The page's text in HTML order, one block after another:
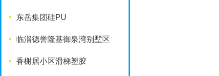
东岳集团硅PU
临淄德誉隆基御泉湾别墅区
香榭居小区滑梯塑胶